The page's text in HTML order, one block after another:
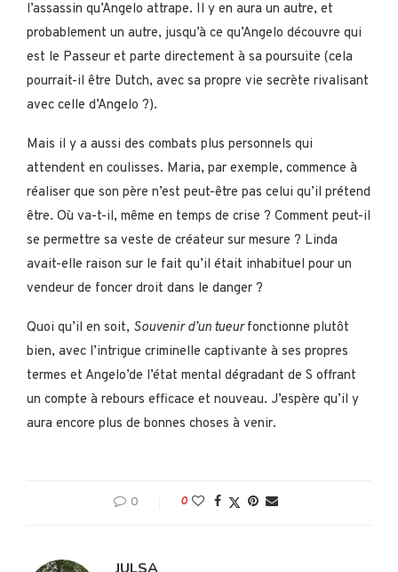
l’assassin qu’Angelo attrape. Il y en aura un autre, et
probablement un autre, jusqu’à ce qu’Angelo découvre qui
est le Passeur et parte directement à sa poursuite (cela
pourrait-il être Dutch, avec sa propre vie secrète rivalisant
avec celle d’Angelo ?).
Mais il y a aussi des combats plus personnels qui
attendent en coulisses. Maria, par exemple, commence à
réaliser que son père n’est peut-être pas celui qu’il prétend
être. Où va-t-il, même en temps de crise ? Comment peut-il
se permettre sa veste de créateur sur mesure ? Linda
avait-elle raison sur le fait qu’il était inhabituel pour un
vendeur de foncer droit dans le danger ?
Quoi qu’il en soit, Souvenir d’un tueurfonctionne plutôt
bien, avec l’intrigue criminelle captivante à ses propres
termes et Angelo’de l’état mental dégradant de S offrant
un compte à rebours efficace et nouveau. J’espère qu’il y
aura encore plus de bonnes choses à venir.
0 0